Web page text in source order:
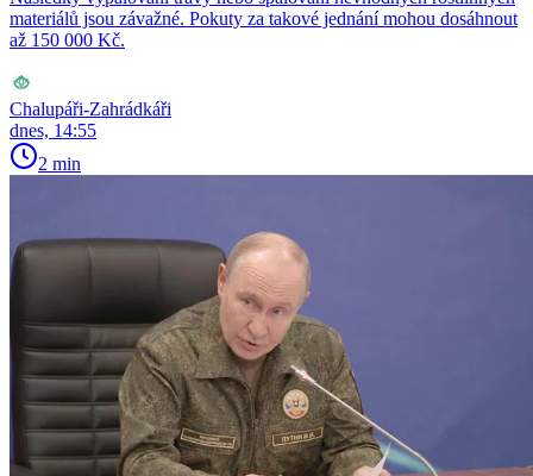
materiálů jsou závažné. Pokuty za takové jednání mohou dosáhnout
až 150 000 Kč.
Chalupáři-Zahrádkáři
dnes, 14:55
2 min